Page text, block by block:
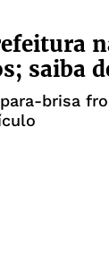
saiba
brisa